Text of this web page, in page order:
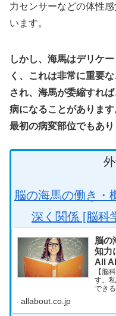
力センサーなどの体性
います。
しかし、海馬はデリケ
く、これは非常に重要
され、海馬が委縮すれ
病になることがありま
最初の病変部位でもあり
脳の海馬の働き
深く関係 [脳科
脳の
知力
All
【脳
す。
でき
allabout.co.jp